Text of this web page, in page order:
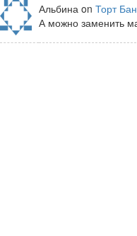
Альбина on Торт
А можно заменить